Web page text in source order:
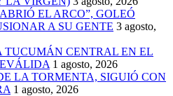
EL ARCO”, GOLEÓ
A SU GENTE 3 agosto,
TUCUMÁN CENTRAL EN EL
1 agosto, 2026
LA TORMENTA, SIGUIÓ CON
1 agosto, 2026